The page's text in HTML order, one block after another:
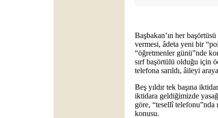
Başbakan’ın her
vermesi, âdeta yeni bir
“öğretmenler günü”nde
sırf başörtülü olduğu için
telefona sarıldı, âileyi
Beş yıldır tek başına
iktidara geldiğimizde
göre, “tesellî
konusu.